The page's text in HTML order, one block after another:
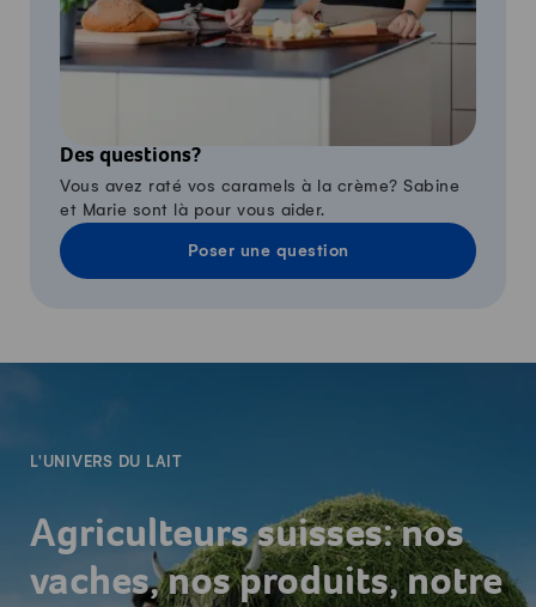
Des questions?
Vous avez raté vos caramels à la crème? Sabine
et Marie sont là pour vous aider.
Poser une question
L'UNIVERS DU LAIT
Agriculteurs suisses: nos
vaches, nos produits, notre